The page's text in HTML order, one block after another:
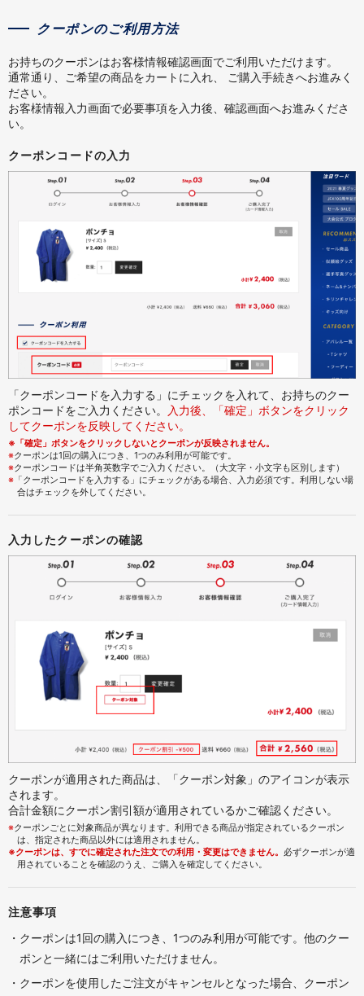
クーポンのご利用方法
お持ちのクーポンはお客様情報確認画面でご利用いただけます。
通常通り、ご希望の商品をカートに入れ、 ご購入手続きへお進みく
ださい。
お客様情報入力画面で必要事項を入力後、確認画面へお進みくださ
い。
クーポンコードの入力
「クーポンコードを入力する」にチェックを入れて、お持ちのクー
ポンコードをご入力ください。
入力後、「確定」ボタンをクリック
してクーポンを反映してください。
※「確定」ボタンをクリックしないとクーポンが反映されません。
※クーポンは1回の購入につき、1つのみ利用が可能です。
※クーポンコードは半角英数字でご入力ください。（大文字・小文字も区別します）
※ 「クーポンコードを入力する」にチェックがある場合、入力必須です。利用しない場
合はチェックを外してください。
入力したクーポンの確認
クーポンが適用された商品は、「クーポン対象」のアイコンが表示
されます。
合計金額にクーポン割引額が適用されているかご確認ください。
※クーポンごとに対象商品が異なります。利用できる商品が指定されているクーポン
は、指定された商品以外には適用されません。
※クーポンは、すでに確定された注文での利用・変更はできません。 必ずクーポンが適
用されていることを確認のうえ、ご購入を確定してください。
注意事項
・クーポンは1回の購入につき、1つのみ利用が可能です。他のクー
ポンと一緒にはご利用いただけません。
・クーポンを使用したご注文がキャンセルとなった場合、クーポン